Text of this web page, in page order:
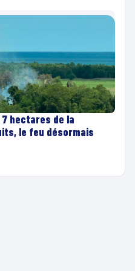
7 hectares de la
le feu désormais